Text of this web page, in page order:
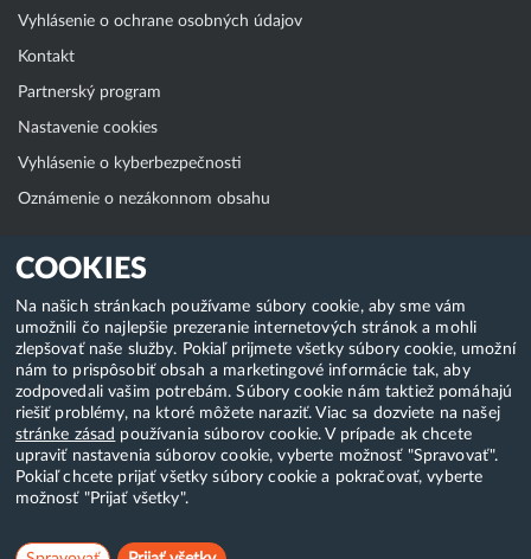
COOKIES
Na našich stránkach používame súbory cookie, aby sme vám
umožnili čo najlepšie prezeranie internetových stránok a mohli
zlepšovať naše služby. Pokiaľ prijmete všetky súbory cookie, umožní
nám to prispôsobiť obsah a marketingové informácie tak, aby
zodpovedali vašim potrebám. Súbory cookie nám taktiež pomáhajú
riešiť problémy, na ktoré môžete naraziť. Viac sa dozviete na našej
stránke zásad používania súborov cookie. V prípade ak chcete
upraviť nastavenia súborov cookie, vyberte možnosť "Spravovať".
Pokiaľ chcete prijať všetky súbory cookie a pokračovať, vyberte
možnosť "Prijať všetky".
Vyhlásenie o ochrane osobných údajov
Kontakt
Partnerský program
Nastavenie cookies
Vyhlásenie o kyberbezpečnosti
Oznámenie o nezákonnom obsahu
Klientská zóna
WebAdmin
WebMail
Zmena hesla (E-mail, FTP, SSH)
Webhosting
Domény
Copyright & 2018-2026 HostCreators. Všetky práva vyhradené